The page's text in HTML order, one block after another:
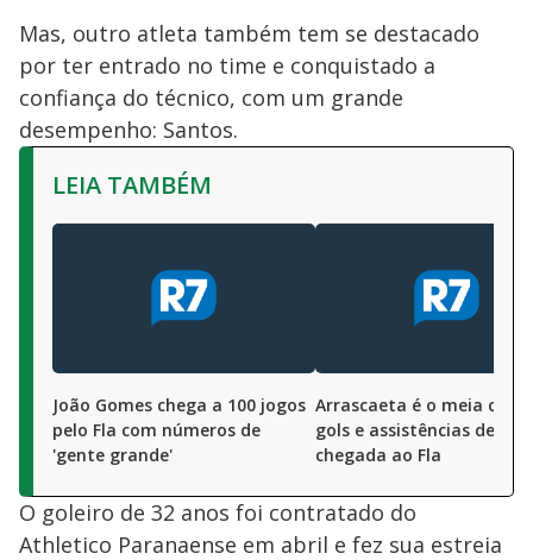
Mas, outro atleta também tem se destacado
por ter entrado no time e conquistado a
confiança do técnico, com um grande
desempenho: Santos.
LEIA TAMBÉM
João Gomes chega a 100 jogos
pelo Fla com números de
'gente grande'
Arrascaeta é o meia com
gols e assistências desde
chegada ao Fla
O goleiro de 32 anos foi contratado do
Athletico Paranaense em abril e fez sua estreia